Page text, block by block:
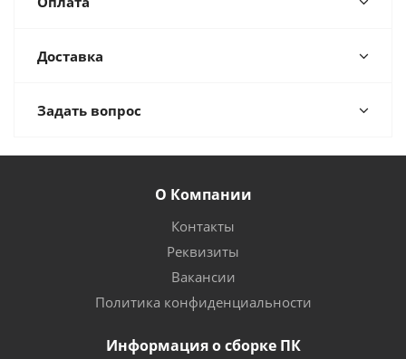
Доставка
Задать вопрос
О Компании
Контакты
Реквизиты
Вакансии
Политика конфиденциальности
Информация о сборке ПК